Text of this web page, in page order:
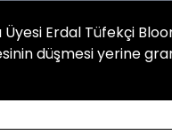
Erdal Tüfekçi
düşmesi yerine